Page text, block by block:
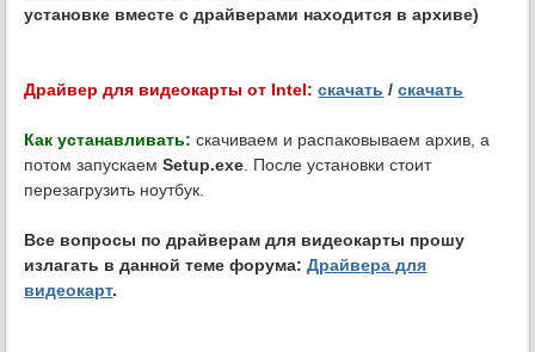
установке вместе с драйверами находится в архиве)
Драйвер для видеокарты от Intel: скачать /скачать
Как устанавливать: скачиваем и распаковываем архив, а
потом запускаемSetup.exe . После установки стоит
перезагрузить ноутбук.
Все вопросы по драйверам для видеокарты прошу
излагать в данной теме форума:Драйвера для
видеокарт.